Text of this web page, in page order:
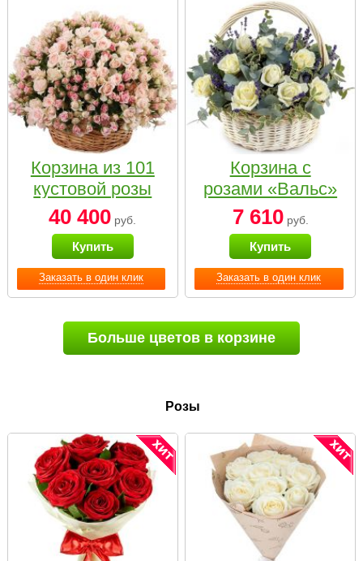
Заказать в один клик
Корзина из 101
кустовой розы
нежных тонов
40 400 руб.
Купить
Заказать в один клик
Корзина с
розами «Вальс»
7 610руб.
Купить
Больше цветов в корзине
Розы